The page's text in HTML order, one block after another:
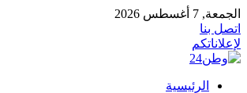
الجمعة, 7 أغسطس 2026
اتصل بنا
لإعلاناتكم
الرئيسية